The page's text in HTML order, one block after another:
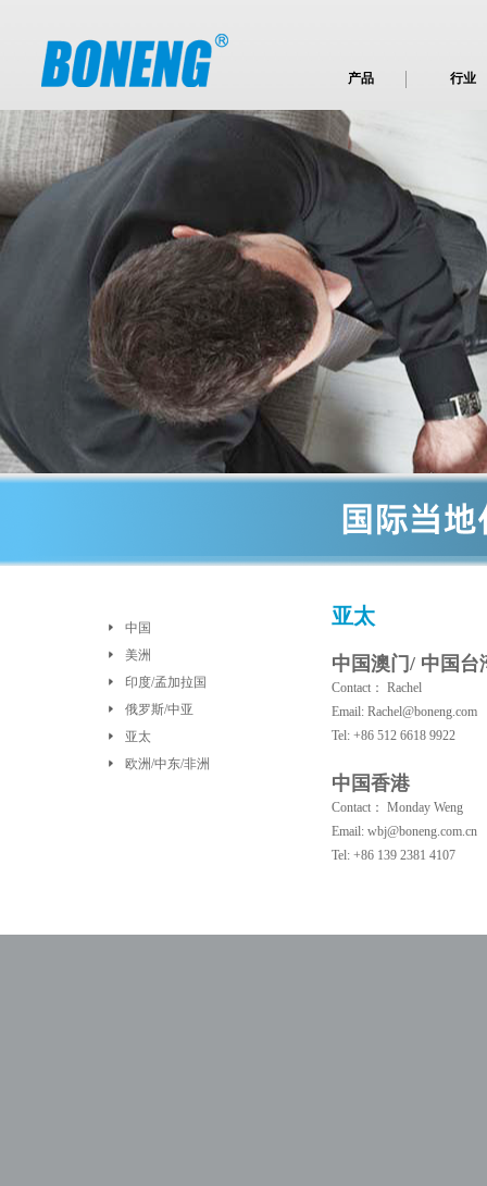
产品 行业
中国
美洲
印度/孟加拉国
俄罗斯/中亚
亚太
欧洲/中东/非洲
亚太
中国澳门/ 中国
Contact： Rachel
Email: Rachel@boneng.com
Tel: +86 512 6618 9922
中国香港
Contact： Monday Weng
Email: wbj@boneng.com.cn
Tel: +86 139 2381 4107